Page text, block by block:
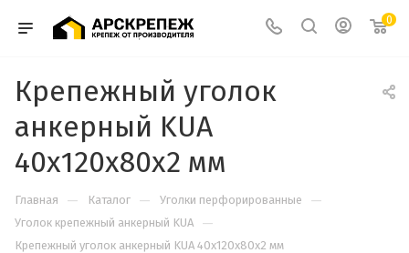
0
Крепежный уголок
анкерный KUA
40х120х80х2 мм
Главная — Каталог — Уголки перфорированные —
Уголок крепежный анкерный KUA —
Крепежный уголок анкерный KUA 40х120х80х2 мм